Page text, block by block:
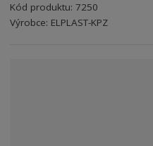
t
r
Kód produktu:7250
Kód výrobce: 8595208605925
Kód dodavatele:8595208605925
Výrobce: ELPLAST-KPZ